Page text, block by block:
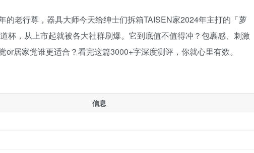
的老行尊，器具大师今天给绅士们拆箱TAISEN家2024年主打的「萝
杯，从上市起就被各大社群刷爆。它到底值不值得冲？包裹感、刺激
居家党谁更适合？看完这篇3000+字深度测评，你就心里有数。
信息